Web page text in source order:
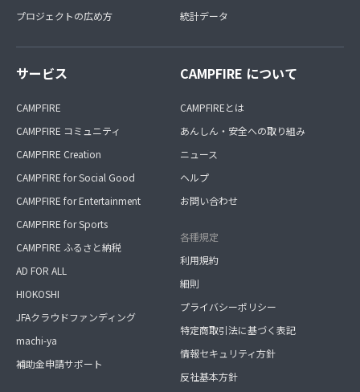
プロジェクトの広め方
統計データ
サービス
CAMPFIRE
CAMPFIRE コミュニティ
CAMPFIRE Creation
CAMPFIRE for Social Good
CAMPFIRE for Entertainment
CAMPFIRE for Sports
CAMPFIRE ふるさと納税
AD FOR ALL
HIOKOSHI
JFAクラウドファンディング
machi-ya
補助金申請サポート
CAMPFIRE について
CAMPFIREとは
あんしん・安全への取り組み
ニュース
ヘルプ
お問い合わせ
各種規定
利用規約
細則
プライバシーポリシー
特定商取引法に基づく表記
情報セキュリティ方針
反社基本方針